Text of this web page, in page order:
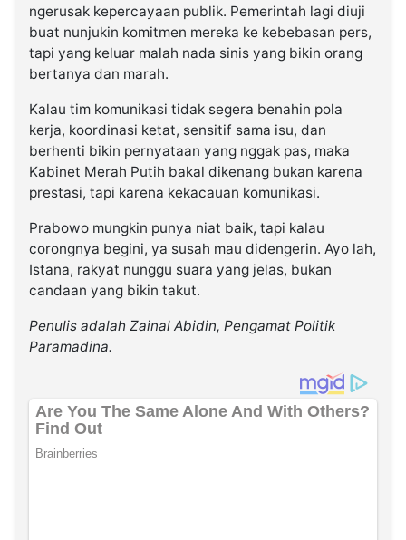
ngerusak kepercayaan publik. Pemerintah lagi diuji
buat nunjukin komitmen mereka ke kebebasan pers,
tapi yang keluar malah nada sinis yang bikin orang
bertanya dan marah.
Kalau tim komunikasi tidak segera benahin pola
kerja, koordinasi ketat, sensitif sama isu, dan
berhenti bikin pernyataan yang nggak pas, maka
Kabinet Merah Putih bakal dikenang bukan karena
prestasi, tapi karena kekacauan komunikasi.
Prabowo mungkin punya niat baik, tapi kalau
corongnya begini, ya susah mau didengerin. Ayo lah,
Istana, rakyat nunggu suara yang jelas, bukan
candaan yang bikin takut.
Penulis adalah Zainal Abidin, Pengamat Politik
Paramadina.